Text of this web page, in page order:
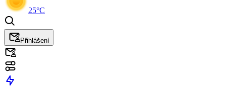
25°C
Přihlášení